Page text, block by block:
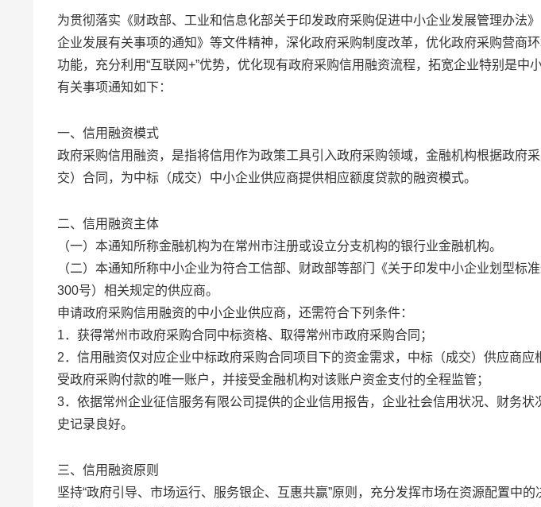
为贯彻落实《财政部、工业和信息化部关于印发政府采购促进中小企业发展管理办法
企业发展有关事项的通知》等文件精神，深化政府采购制度改革，优化政府采购营商
功能，充分利用“互联网+”优势，优化现有政府采购信用融资流程，拓宽企业特别是中
有关事项通知如下：
一、信用融资模式
政府采购信用融资，是指将信用作为政策工具引入政府采购领域，金融机构根据政府
交）合同，为中标（成交）中小企业供应商提供相应额度贷款的融资模式。
二、信用融资主体
（一）本通知所称金融机构为在常州市注册或设立分支机构的银行业金融机构。
（二）本通知所称中小企业为符合工信部、财政部等部门《关于印发中小企业划型标
300号）相关规定的供应商。
申请政府采购信用融资的中小企业供应商，还需符合下列条件：
1．获得常州市政府采购合同中标资格、取得常州市政府采购合同；
2．信用融资仅对应企业中标政府采购合同项目下的资金需求，中标（成交）供应商
受政府采购付款的唯一账户，并接受金融机构对该账户资金支付的全程监管；
3．依据常州企业征信服务有限公司提供的企业信用报告，企业社会信用状况、财务
史记录良好。
三、信用融资原则
坚持“政府引导、市场运行、服务银企、互惠共赢”原则，充分发挥市场在资源配置中